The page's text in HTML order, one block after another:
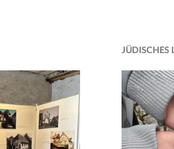
JÜDISCHES